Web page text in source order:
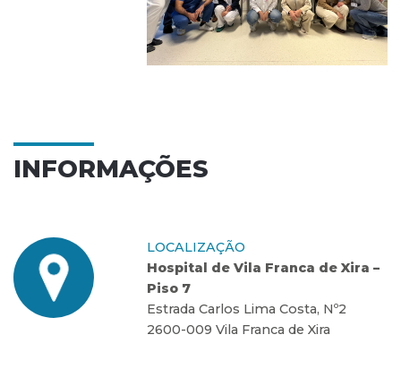
INFORMAÇÕES
LOCALIZAÇÃO
Hospital de Vila Franca de Xira –
Piso 7
Estrada Carlos Lima Costa, Nº2
2600-009 Vila Franca de Xira